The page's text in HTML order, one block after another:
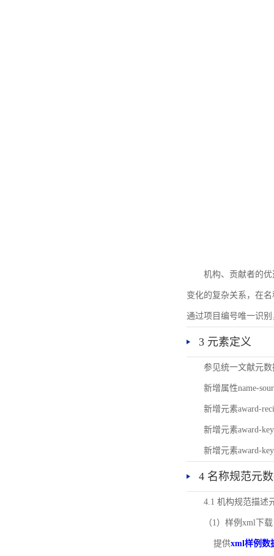
机构、贡献者的
变化的复杂关系，在
通过项目编号唯一识
3 元素定义
参见统一文献元
新增属性name-
新增元素award-
新增元素award-
新增元素award-
4 名称规范元
4.1 机构规范描述
（1）样例xml下载
提供xml样例数